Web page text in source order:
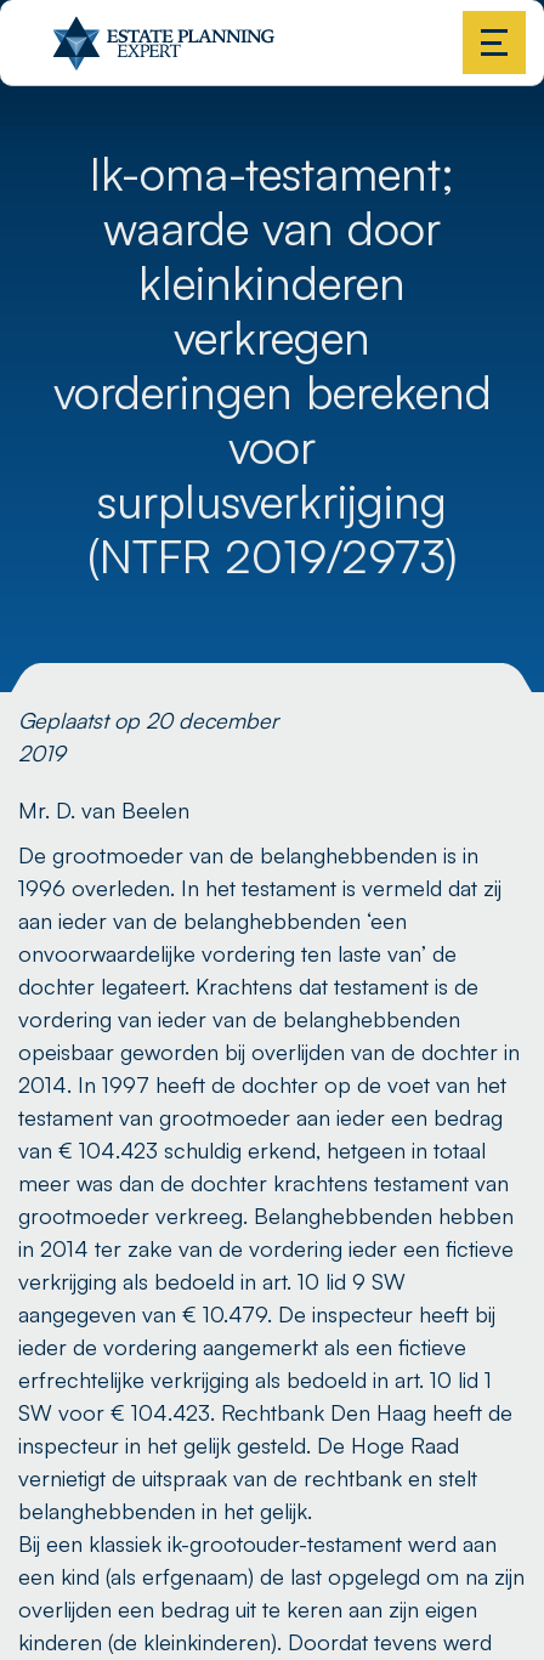
Ik-oma-testament;
waarde van door
kleinkinderen
verkregen
vorderingen berekend
voor
surplusverkrijging
(NTFR 2019/2973)
Geplaatst op 20 december
2019
Mr. D. van Beelen
De grootmoeder van de belanghebbenden is in
1996 overleden. In het testament is vermeld dat zij
aan ieder van de belanghebbenden ‘een
onvoorwaardelijke vordering ten laste van’ de
dochter legateert. Krachtens dat testament is de
vordering van ieder van de belanghebbenden
opeisbaar geworden bij overlijden van de dochter in
2014. In 1997 heeft de dochter op de voet van het
testament van grootmoeder aan ieder een bedrag
van € 104.423 schuldig erkend, hetgeen in totaal
meer was dan de dochter krachtens testament van
grootmoeder verkreeg. Belanghebbenden hebben
in 2014 ter zake van de vordering ieder een fictieve
verkrijging als bedoeld in art. 10 lid 9 SW
aangegeven van € 10.479. De inspecteur heeft bij
ieder de vordering aangemerkt als een fictieve
erfrechtelijke verkrijging als bedoeld in art. 10 lid 1
SW voor € 104.423. Rechtbank Den Haag heeft de
inspecteur in het gelijk gesteld. De Hoge Raad
vernietigt de uitspraak van de rechtbank en stelt
belanghebbenden in het gelijk.
Bij een klassiek ik-grootouder-testament werd aan
een kind (als erfgenaam) de last opgelegd om na zijn
overlijden een bedrag uit te keren aan zijn eigen
kinderen (de kleinkinderen). Doordat tevens werd